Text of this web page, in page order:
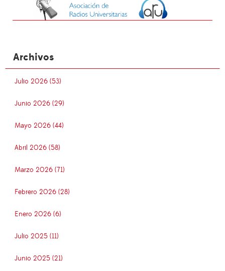
Archivos
Julio 2026 (53)
Junio 2026 (29)
Mayo 2026 (44)
Abril 2026 (58)
Marzo 2026 (71)
Febrero 2026 (28)
Enero 2026 (6)
Julio 2025 (11)
Junio 2025 (21)